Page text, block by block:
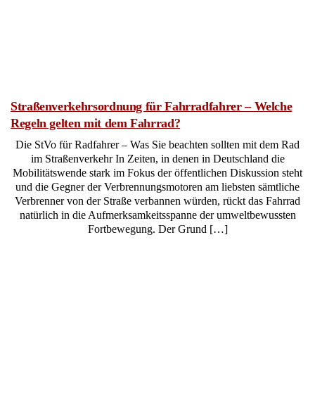
Straßenverkehrsordnung für Fahrradfahrer – Welche
Regeln gelten mit dem Fahrrad?
Die StVo für Radfahrer – Was Sie beachten sollten mit dem Rad
im Straßenverkehr In Zeiten, in denen in Deutschland die
Mobilitätswende stark im Fokus der öffentlichen Diskussion steht
und die Gegner der Verbrennungsmotoren am liebsten sämtliche
Verbrenner von der Straße verbannen würden, rückt das Fahrrad
natürlich in die Aufmerksamkeitsspanne der umweltbewussten
Fortbewegung. Der Grund […]